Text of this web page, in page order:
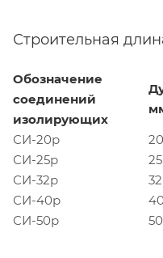
Строительная
Обозначение
соединений
изолирующих
СИ-20р
20
СИ-25р
25
СИ-32р
32
СИ-40р
СИ-50р
50